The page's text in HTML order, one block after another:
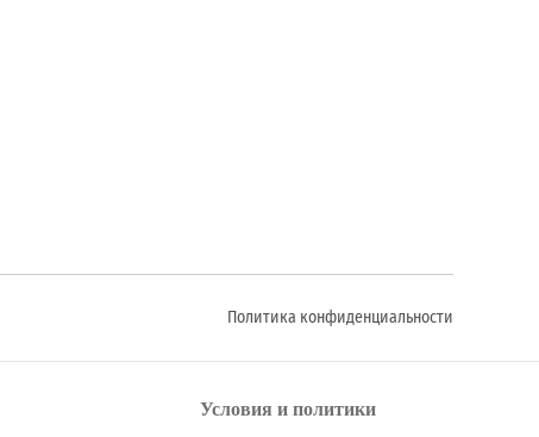
Политика конфиденциальности
Условия и политики